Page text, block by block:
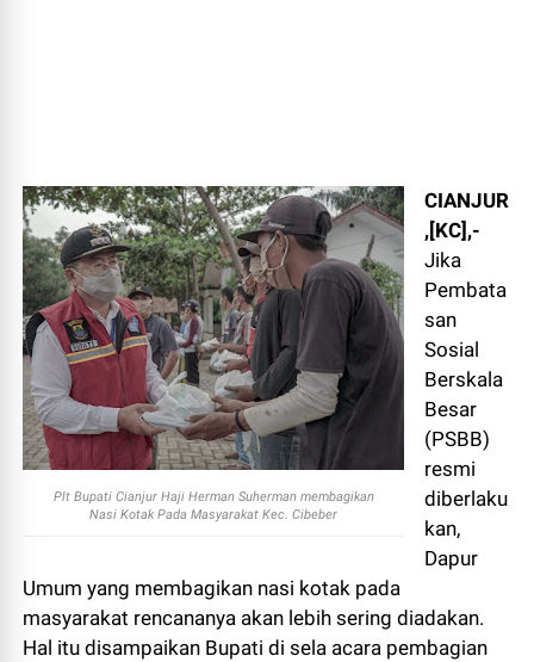
Plt Bupati Cianjur Haji Herman Suherman membagikan
Nasi Kotak Pada Masyarakat Kec. Cibeber
CIANJUR
,[KC],-
Jika
Pembata
san
Sosial
Berskala
Besar
(PSBB)
resmi
diberlaku
kan,
Dapur
Umum yang membagikan nasi kotak pada
masyarakat rencananya akan lebih sering diadakan.
Hal itu disampaikan Bupati di sela acara pembagian